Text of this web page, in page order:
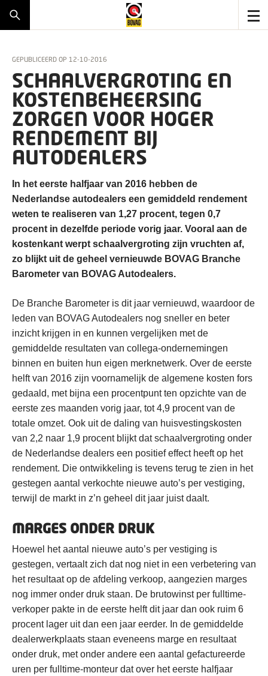
GEPUBLICEERD OP 12-10-2016
SCHAALVERGROTING EN
KOSTENBEHEERSING
ZORGEN VOOR HOGER
RENDEMENT BIJ
AUTODEALERS
In het eerste halfjaar van 2016 hebben de
Nederlandse autodealers een gemiddeld rendement
weten te realiseren van 1,27 procent, tegen 0,7
procent in dezelfde periode vorig jaar. Vooral aan de
kostenkant werpt schaalvergroting zijn vruchten af,
zo blijkt uit de geheel vernieuwde BOVAG Branche
Barometer van BOVAG Autodealers.
De Branche Barometer is dit jaar vernieuwd, waardoor de
leden van BOVAG Autodealers nog sneller en beter
inzicht krijgen in en kunnen vergelijken met de
gemiddelde resultaten van collega-ondernemingen
binnen en buiten hun eigen merknetwerk. Over de eerste
helft van 2016 zijn voornamelijk de algemene kosten fors
gedaald, met bijna een procentpunt ten opzichte van de
eerste zes maanden vorig jaar, tot 4,9 procent van de
totale omzet. Ook uit de daling van huisvestingskosten
van 2,2 naar 1,9 procent blijkt dat schaalvergroting onder
de Nederlandse dealers een positief effect heeft op het
rendement. Die ontwikkeling is tevens terug te zien in het
gestegen aantal verkochte nieuwe auto’s per vestiging,
terwijl de markt in z’n geheel dit jaar juist daalt.
MARGES ONDER DRUK
Hoewel het aantal nieuwe auto’s per vestiging is
gestegen, vertaalt zich dat nog niet in een verbetering van
het resultaat op de afdeling verkoop, aangezien marges
nog immer onder druk staan. De brutowinst per fulltime-
verkoper pakte in de eerste helft dit jaar dan ook ruim 6
procent lager uit dan een jaar eerder. In de gemiddelde
dealerwerkplaats staan eveneens marge en resultaat
onder druk, met onder andere een aantal gefactureerde
uren per fulltime-monteur dat over het eerste halfjaar